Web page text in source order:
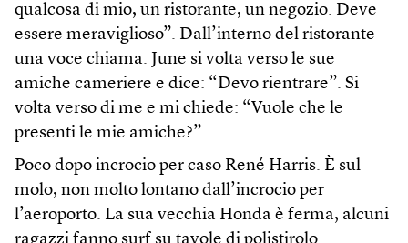
qualcosa di mio, un ristorante, un negozio. Deve
essere meraviglioso”. Dall’interno del ristorante
una voce chiama. June si volta verso le sue
amiche cameriere e dice: “Devo rientrare”. Si
volta verso di me e mi chiede: “Vuole che le
presenti le mie amiche?”.
Poco dopo incrocio per caso René Harris. È sul
molo, non molto lontano dall’incrocio per
l’aeroporto. La sua vecchia Honda è ferma, alcuni
ragazzi fanno surf su tavole di polistirolo.